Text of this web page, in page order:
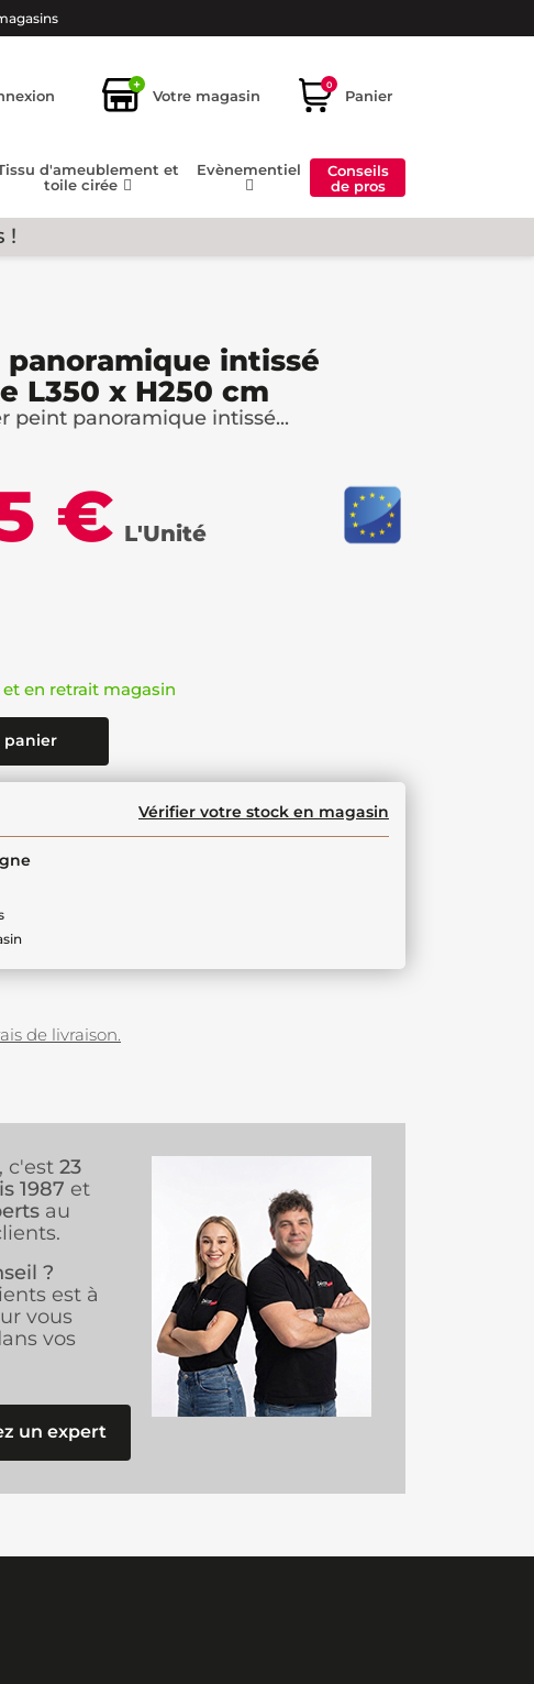
+
Votre magasin
0
Panier
d'ameublement et
toile cirée
Evènementiel
Conseils
de pros
!
intissé
L350 x H250 cm
peint panoramique intissé...
€ L'Unité
en retrait magasin
panier
Vérifier votre stock en magasin
de livraison.
c'est 23
1987 et
au
?
est à
vous
vos
un expert